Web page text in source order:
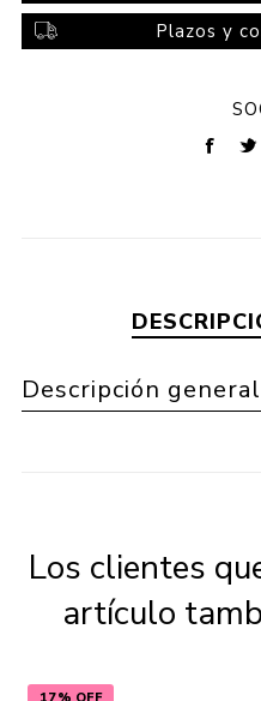
Plazos y
Descripción general
Los clientes
artículo